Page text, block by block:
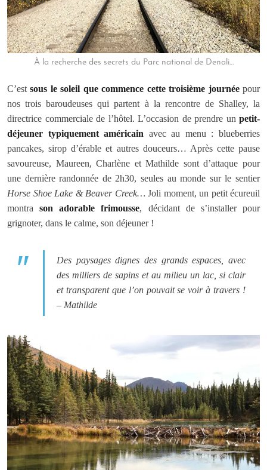
À la recherche des secrets du Parc national de Denali…
C’estsous le soleil que commence cette troisième journéepour
nos trois baroudeuses qui partent à la rencontre de Shalley, la
directrice commerciale de l’hôtel. L’occasion de prendre un petit-
déjeuner typiquement américain avec au menu : blueberries
pancakes, sirop d’érable et autres douceurs… Après cette pause
savoureuse, Maureen, Charlène et Mathilde sont d’attaque pour
une dernière randonnée de 2h30, seules au monde sur le sentier
Horse Shoe Lake & Beaver Creek… Joli moment, un petit écureuil
montrason adorable frimousse, décidant de s’installer pour
grignoter, dans le calme, son déjeuner !
Des paysages dignes des grands espaces, avec
des milliers de sapins et au milieu un lac, si clair
et transparent que l’on pouvait se voir à travers !
– Mathilde